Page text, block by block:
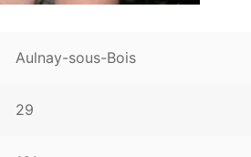
Aulnay-sous-Bois
29